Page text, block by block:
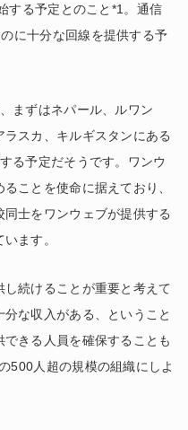
する予定とのこと*1。通信
に十分な回線を提供する予
まずはネパール、ルワン
スカ、キルギスタンにある
る予定だそうです。ワンウ
ことを使命に据えており、
士をワンウェブが提供する
ます。
続けることが重要と考えて
な収入がある、ということ
きる人員を確保することも
500人超の規模の組織にしよ